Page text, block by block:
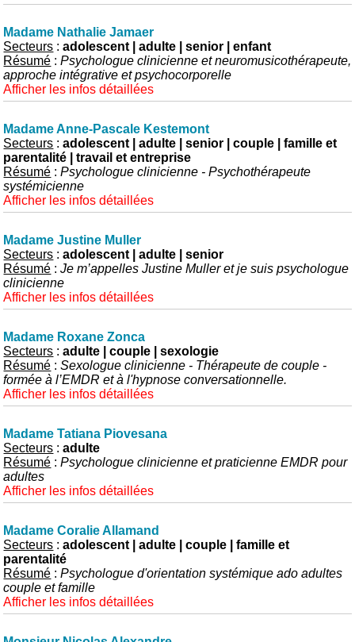
Madame Nathalie Jamaer
Secteurs :adolescent | adulte | senior | enfant
Résumé :Psychologue clinicienne et neuromusicothérapeute,
approche intégrative et psychocorporelle
Afficher les infos détaillées
Madame Anne-Pascale Kestemont
Secteurs :adolescent | adulte | senior | couple | famille et
parentalité | travail et entreprise
Résumé :Psychologue clinicienne - Psychothérapeute
systémicienne
Afficher les infos détaillées
Madame Justine Muller
Secteurs :adolescent | adulte | senior
Résumé :Je m’appelles Justine Muller et je suis psychologue
clinicienne
Afficher les infos détaillées
Madame Roxane Zonca
Secteurs :adulte | couple | sexologie
Résumé :Sexologue clinicienne - Thérapeute de couple -
formée à l’EMDR et à l'hypnose conversationnelle.
Afficher les infos détaillées
Madame Tatiana Piovesana
Secteurs :adulte
Résumé :Psychologue clinicienne et praticienne EMDR pour
adultes
Afficher les infos détaillées
Madame Coralie Allamand
Secteurs :adolescent | adulte | couple | famille et
parentalité
Résumé :Psychologue d'orientation systémique ado adultes
couple et famille
Afficher les infos détaillées